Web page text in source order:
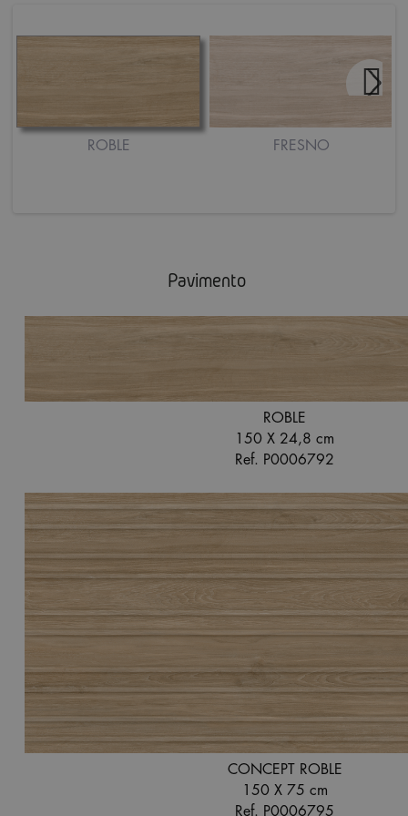
ROBLE FRESNO
Pavimento
ROBLE
150 X 24,8 cm
Ref. P0006792
CONCEPT ROBLE
150 X 75 cm
Ref. P0006795